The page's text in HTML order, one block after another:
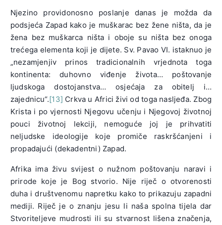
Njezino providonosno poslanje danas je možda da
podsjeća Zapad kako je muškarac bez žene ništa, da je
žena bez muškarca ništa i oboje su ništa bez onoga
trećega elementa koji je dijete. Sv. Pavao VI. istaknuo je
„nezamjenjiv prinos tradicionalnih vrjednota toga
kontinenta: duhovno viđenje života… poštovanje
ljudskoga dostojanstva… osjećaja za obitelj i…
zajednicu“.[13] Crkva u Africi živi od toga nasljeđa. Zbog
Krista i po vjernosti Njegovu učenju i Njegovoj životnoj
pouci životnoj lekciji, nemoguće joj je prihvatiti
neljudske ideologije koje promiče raskršćanjeni i
propadajući (dekadentni) Zapad.
Afrika ima živu svijest o nužnom poštovanju naravi i
prirode koje je Bog stvorio. Nije riječ o otvorenosti
duha i društvenomu napretku kako to prikazuju zapadni
mediji. Riječ je o znanju jesu li naša spolna tijela dar
Stvoriteljeve mudrosti ili su stvarnost lišena značenja,